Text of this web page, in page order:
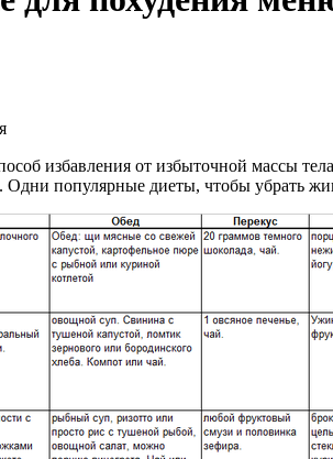
избавления от избыточной массы
Одни популярные диеты, чтобы убрать